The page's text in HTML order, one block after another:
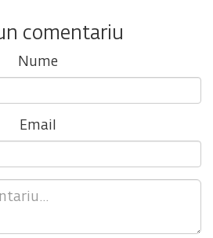
comentariu
Nume
Email